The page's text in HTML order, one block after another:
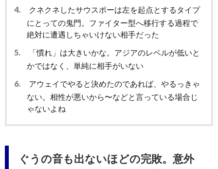
4.
クネクネしたサウスポーは左を起点とするタイプ
にとっての鬼門。ファイター型へ移行する過程で
絶対に遭遇しちゃいけない相手だった
5.
「慣れ」は大きいかな。アジアのレベルが低いと
かではなく、単純に相手がいない
6.
アウェイでやると決めたのであれば、やるっきゃ
ない。相性が悪いから〜などと言っている場合じ
ゃないよね
ぐうの音も出ないほどの完敗。意外